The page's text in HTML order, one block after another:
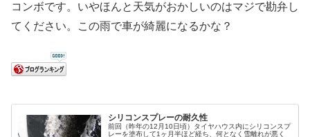
コンボです。いやほんと天気がおかしいのはマジで勘弁し
てください。この雨で車が綺麗になるかな？
シリコンスプレーの耐久性
前回（昨年の12月10日頃）タイヤハウス内にシリコンスプ
レーを塗布して1ヶ月半ほど経ち、何となく雪離れが悪く